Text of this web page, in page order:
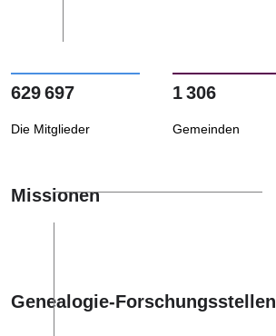
629 697
Die Mitglieder
1 306
Gemeinden
Missionen
Genealogie-Forschungsstellen